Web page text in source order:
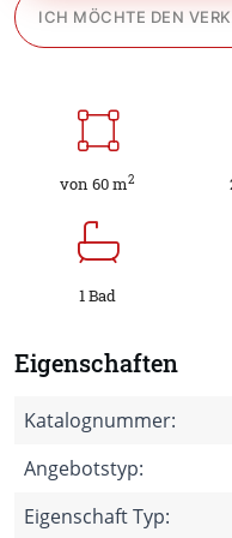
ICH MÖCHTE DEN
von 60 m2
1 Bad
Eigenschaften
Katalognummer:
Angebotstyp:
Eigenschaft Typ: